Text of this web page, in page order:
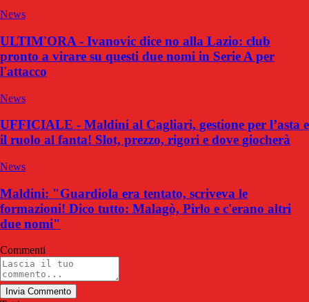
News
ULTIM'ORA - Ivanovic dice no alla Lazio: club
pronto a virare su questi due nomi in Serie A per
l'attacco
News
UFFICIALE - Maldini al Cagliari, gestione per l’asta e
il ruolo al fanta! Slot, prezzo, rigori e dove giocherà
News
Maldini: "Guardiola era tentato, scriveva le
formazioni! Dico tutto: Malagò, Pirlo e c'erano altri
due nomi"
Commenti
Invia Commento